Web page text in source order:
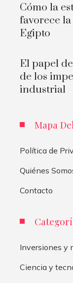
Cómo la
favorece
Egipto
El papel
de los
industrial
Mapa
Política de
Quiénes
Contacto
Inversiones y
Ciencia y